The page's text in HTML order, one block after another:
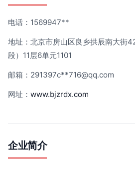
电话：1569947**
地址：北京市房山区良乡拱辰南大街
段）11层6单元1101
邮箱：291397c**716@qq.com
网址： www.bjzrdx.com
企业简介